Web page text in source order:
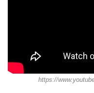
https://